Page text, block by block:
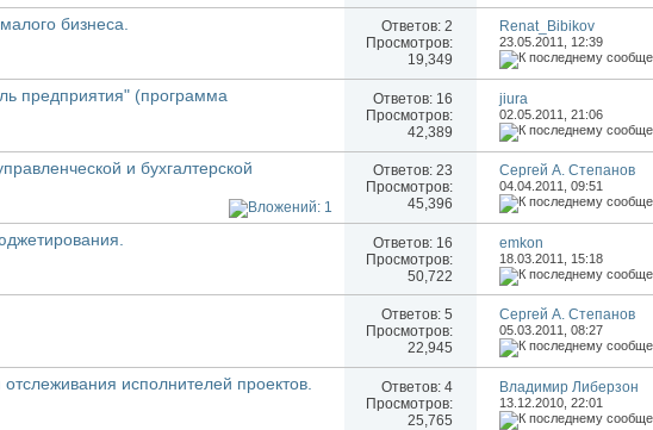
бизнеса. Ответов:2
Просмотров:
19,349
Renat_Bibikov
23.05.2011, 12:39
предприятия" (программа
Ответов: 16
Просмотров:
42,389
jiura
02.05.2011, 21:06
и бухгалтерской
Ответов:23
Просмотров:
45,396
Сергей А. Степанов
04.04.2011, 09:51
Ответов: 16
Просмотров:
50,722
emkon
18.03.2011, 15:18
Ответов:5
Просмотров:
22,945
Сергей А. Степанов
05.03.2011, 08:27
исполнителей проектов. Ответов:4
Просмотров:
25,765
Владимир Либерзон
13.12.2010, 22:01